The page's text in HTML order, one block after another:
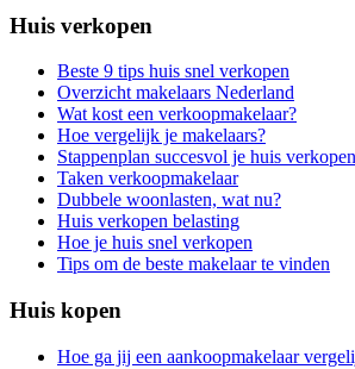
Huis verkopen
Beste 9 tips huis snel verkopen
Overzicht makelaars Nederland
Wat kost een verkoopmakelaar?
Hoe vergelijk je makelaars?
Stappenplan succesvol je huis verkopen
Taken verkoopmakelaar
Dubbele woonlasten, wat nu?
Huis verkopen belasting
Hoe je huis snel verkopen
Tips om de beste makelaar te vinden
Huis kopen
Hoe ga jij een aankoopmakelaar